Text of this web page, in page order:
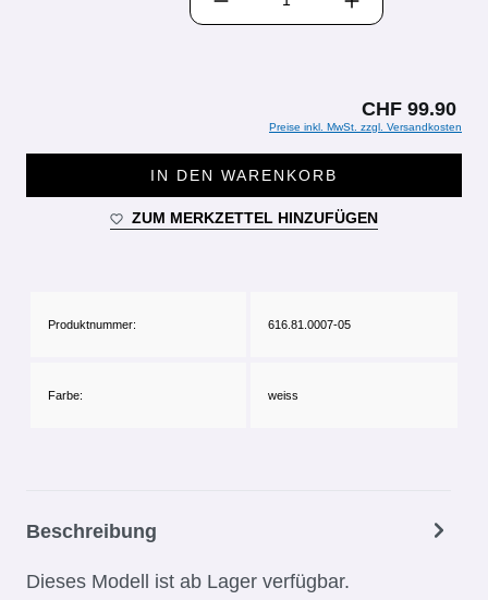
CHF 99.90
Preise inkl. MwSt. zzgl. Versandkosten
IN DEN WARENKORB
ZUM MERKZETTEL HINZUFÜGEN
Produktnummer: 616.81.0007-05
Farbe: weiss
Beschreibung
Dieses Modell ist ab Lager verfügbar.